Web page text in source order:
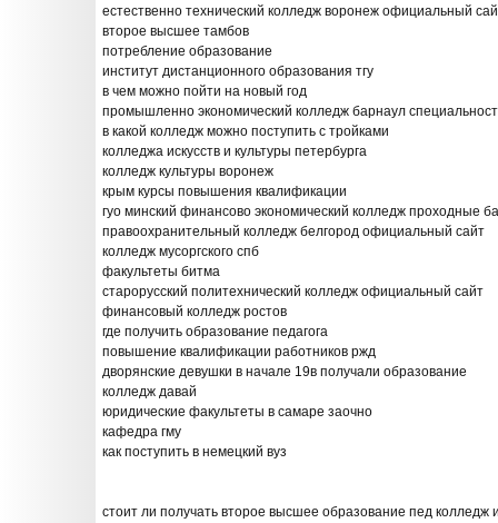
естественно технический колледж воронеж официальный
второе высшее тамбов
потребление образование
институт дистанционного образования тгу
в чем можно пойти на новый год
промышленно экономический колледж барнаул
в какой колледж можно поступить с тройками
колледжа искусств и культуры петербурга
колледж культуры воронеж
крым курсы повышения квалификации
гуо минский финансово экономический колледж проходные
правоохранительный колледж белгород официальный сайт
колледж мусоргского спб
факультеты битма
старорусский политехнический колледж официальный сайт
финансовый колледж ростов
где получить образование педагога
повышение квалификации работников ржд
дворянские девушки в начале 19в получали образование
колледж давай
юридические факультеты в самаре заочно
кафедра гму
как поступить в немецкий вуз
стоит ли получать второе высшее образование пед колледж